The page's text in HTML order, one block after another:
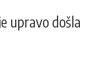
upravo došla